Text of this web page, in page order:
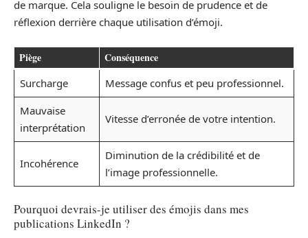
de marque. Cela souligne le besoin de prudence et de
réflexion derrière chaque utilisation d’émoji.
Piège Conséquence
Surcharge
Message confus et peu professionnel.
Mauvaise
interprétation
Vitesse d’erronée de votre intention.
Incohérence
Diminution de la crédibilité et de
l’image professionnelle.
Pourquoi devrais-je utiliser des émojis dans mes
publications LinkedIn ?